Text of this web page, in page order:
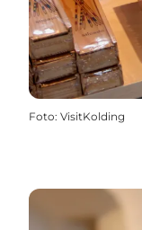
Foto: VisitKolding